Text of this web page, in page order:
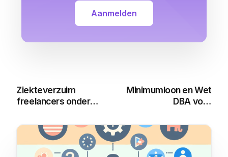
Aanmelden
Ziekteverzuim
freelancers onder
je weten?
Minimumloon en Wet
DBA voor
wat je moet weten
You may also like